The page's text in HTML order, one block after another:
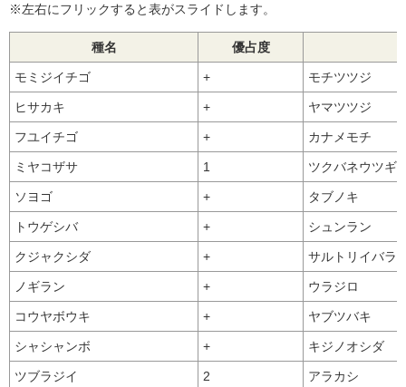
※左右にフリックすると表がスライドします。
種名 優占度
モミジイチゴ + モチツツジ
ヒサカキ + ヤマツツジ
フユイチゴ + カナメモチ
ミヤコザサ 1 ツクバネウツギ
ソヨゴ + タブノキ
トウゲシバ + シュンラン
クジャクシダ + サルトリイバラ
ノギラン + ウラジロ
コウヤボウキ + ヤブツバキ
シャシャンボ + キジノオシダ
ツブラジイ 2 アラカシ